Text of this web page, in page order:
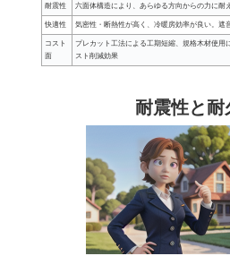
耐震性 六面体構造により、あらゆる方向からの力に耐
快適性 気密性・断熱性が高く、冷暖房効率が良い。遮
コスト
面
プレカット工法による工期短縮、規格木材使用
スト削減効果
耐震性と耐